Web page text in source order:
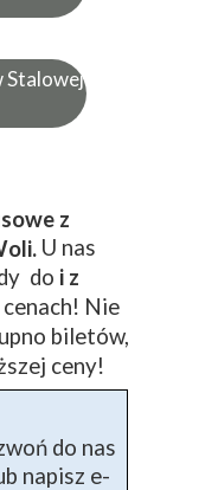
Stalowej
z
U nas
do i z
Nie
biletów,
ceny!
do nas
napisz e-